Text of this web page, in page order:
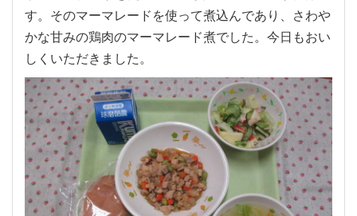
す。そのマーマレードを使って煮込んであり、さわや
かな甘みの鶏肉のマーマレード煮でした。今日もおい
しくいただきました。